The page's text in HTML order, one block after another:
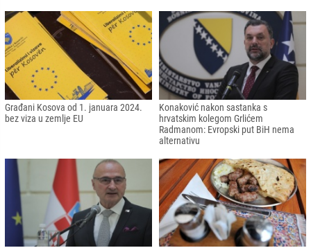
Građani Kosova od 1. januara 2024.
bez viza u zemlje EU
Konaković nakon sastanka s
hrvatskim kolegom Grlićem
Radmanom: Evropski put BiH nema
alternativu